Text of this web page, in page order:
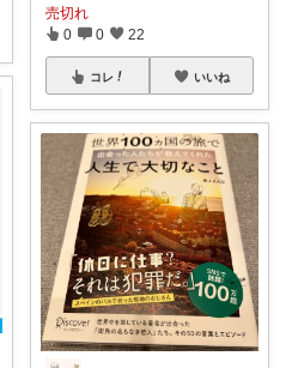
売切れ
0 0 22
コレ いいね